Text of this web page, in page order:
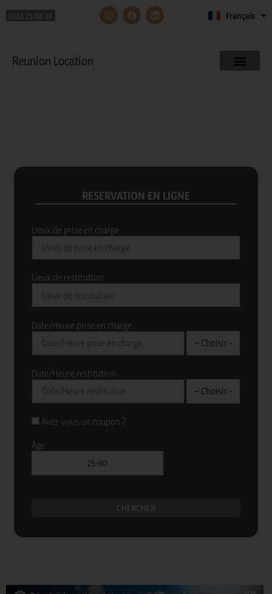
0262 25 88 18 Français
English
Reunion Location
RESERVATION EN LIGNE
Lieux de prise en charge
Lieux de restitution
Date/Heure prise en charge
Date/Heure restitution
Avez-vous un coupon ?
Âge
CHERCHER